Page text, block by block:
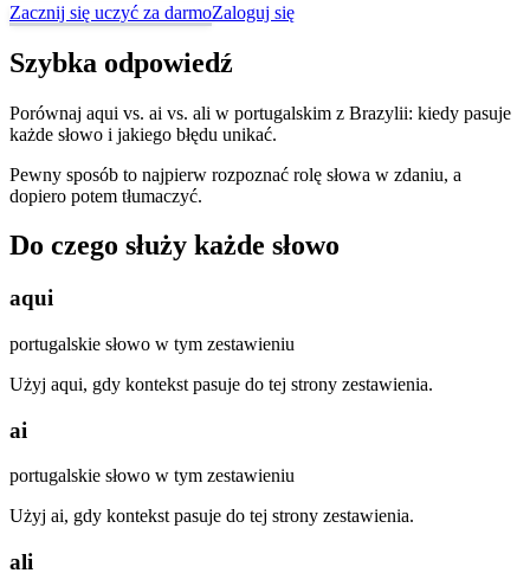
Zacznij się uczyć za darmoZaloguj się
Szybka odpowiedź
Porównaj aqui vs. ai vs. ali w portugalskim z Brazylii: kiedy pasuje
każde słowo i jakiego błędu unikać.
Pewny sposób to najpierw rozpoznać rolę słowa w zdaniu, a
dopiero potem tłumaczyć.
Do czego służy każde słowo
aqui
portugalskie słowo w tym zestawieniu
Użyj aqui, gdy kontekst pasuje do tej strony zestawienia.
ai
portugalskie słowo w tym zestawieniu
Użyj ai, gdy kontekst pasuje do tej strony zestawienia.
ali